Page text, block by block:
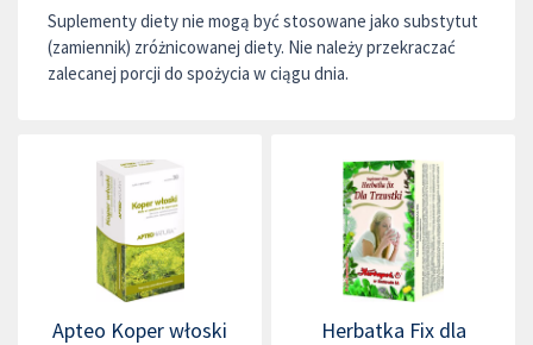
Suplementy diety nie mogą być stosowane jako substytut
(zamiennik) zróżnicowanej diety. Nie należy przekraczać
zalecanej porcji do spożycia w ciągu dnia.
Apteo Koper włoski
Herbatka Fix dla